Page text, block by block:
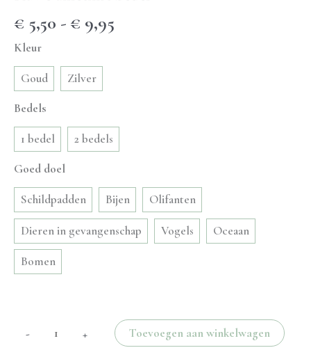
€ 5,50 - € 9,95
Kleur
Goud Zilver
Bedels
1 bedel 2 bedels
Goed doel
Schildpadden Bijen Olifanten
Dieren in gevangenschap Vogels Oceaan
Bomen
- + Toevoegen aan winkelwagen